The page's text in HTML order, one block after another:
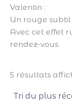
Valentin :
Un rouge
Avec cet effet
rendez-vous.
5 résultats